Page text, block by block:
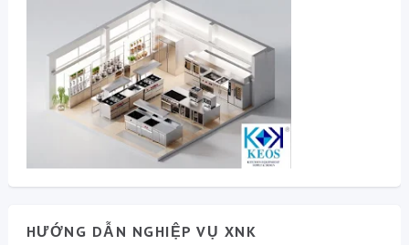
HƯỚNG DẪN NGHIỆP VỤ XNK